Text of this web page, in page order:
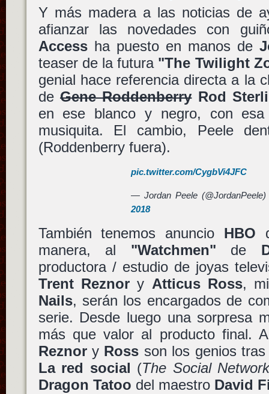
Y más madera a las noticias de
afianzar las novedades con
Accessha puesto en manos de
teaser de la futura "The Twilight
genial hace referencia directa a la
de Gene RoddenberryRod
en ese blanco y negro, con
musiquita. El cambio, Peele
(Roddenberry fuera).
pic.twitter.com/CygbVi4JFC
— Jordan Peele
2018
También tenemos anuncio HBO
manera, al "Watchmen" de
productora / estudio de joyas
Trent Reznory Atticus Ross,
Nails, serán los encargados de
serie. Desde luego una sorpresa
más que valor al producto final.
Reznory Ross son los genios
La red social (The Social
Dragon Tatoo del maestro David